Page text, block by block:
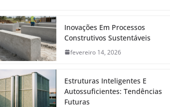
Inovações Em Processos
Construtivos Sustentáveis
fevereiro 14, 2026
Estruturas Inteligentes E
Autossuficientes: Tendências
Futuras